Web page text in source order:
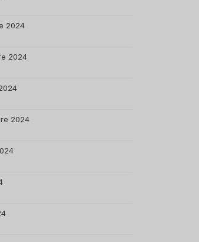
2024
2024
2024